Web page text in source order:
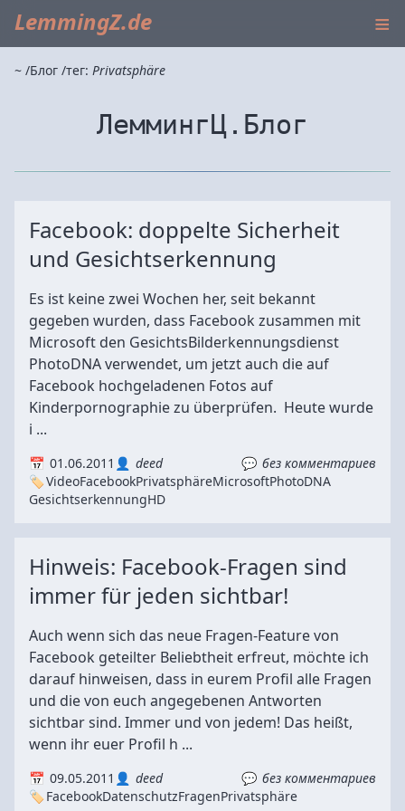
LemmingZ.de ≡
~ Блог тег: Privatsphäre
ЛеммингЦ.Блог
Facebook: doppelte Sicherheit
und Gesichtserkennung
Es ist keine zwei Wochen her, seit bekannt
gegeben wurden, dass Facebook zusammen mit
Microsoft den GesichtsBilderkennungsdienst
PhotoDNA verwendet, um jetzt auch die auf
Facebook hochgeladenen Fotos auf
Kinderpornographie zu überprüfen. Heute wurde
i ...
01.06.2011 deed
без комментариев
VideoFacebookPrivatsphäreMicrosoftPhotoDNA
GesichtserkennungHD
Hinweis: Facebook-Fragen sind
immer für jeden sichtbar!
Auch wenn sich das neue Fragen-Feature von
Facebook geteilter Beliebtheit erfreut, möchte ich
darauf hinweisen, dass in eurem Profil alle Fragen
und die von euch angegebenen Antworten
sichtbar sind. Immer und von jedem! Das heißt,
wenn ihr euer Profil h ...
09.05.2011 deed
без комментариев
FacebookDatenschutzFragenPrivatsphäre